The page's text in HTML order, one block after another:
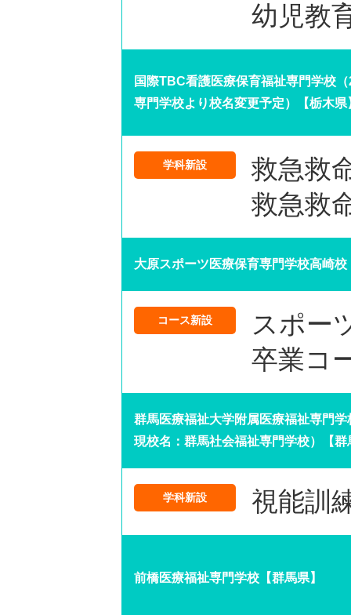
幼児教
国際TBC看護医療保育福祉専門学校
専門学校より校名変更予定）【栃木県
学科新設
救急救
救急救
大原スポーツ医療保育専門学校高崎校
コース新設
スポー
卒業コ
群馬医療福祉大学附属医療福祉専門
現校名：群馬社会福祉専門学校）【群
学科新設 視能訓
前橋医療福祉専門学校【群馬県】